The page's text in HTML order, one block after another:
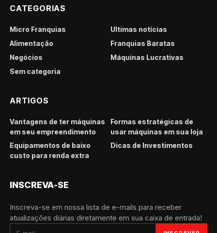
CATEGORIAS
Micro Franquias
Últimas notícias
Alimentação
Franquias Baratas
Negócios
Máquinas Lucrativas
Sem categoria
ARTIGOS
Vantagens de ter máquinas
em seu empreendimento
Formas estratégicas de
usar máquinas em sua loja
Equipamentos de baixo
custo para renda extra
Dicas de Investimentos
INSCREVA-SE
Inscreva-se em nossa lista de e-mails para receber
atualizações diárias diretamente em sua caixa de entrada!